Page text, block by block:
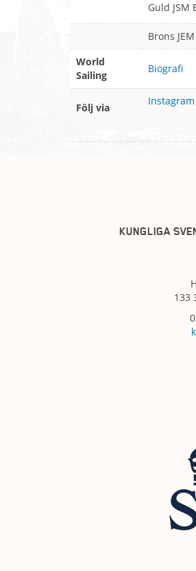
Guld JSM
Brons
World
Sailing
Biografi
Följ via
Instagram
KUNGLIGA
133